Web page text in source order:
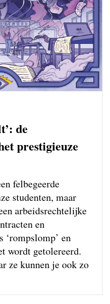
de
prestigieuze
felbegeerde
studenten, maar
arbeidsrechtelijke
en
‘rompslomp’ en
wordt getolereerd.
ze kunnen je ook zo